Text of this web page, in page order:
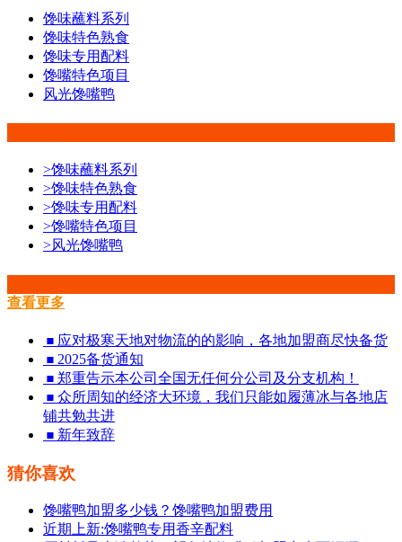
馋味蘸料系列
馋味特色熟食
馋味专用配料
馋嘴特色项目
风光馋嘴鸭
>馋味蘸料系列
>馋味特色熟食
>馋味专用配料
>馋嘴特色项目
>风光馋嘴鸭
查看更多
应对极寒天地对物流的的影响，各地加盟商尽快备货
2025备货通知
郑重告示本公司全国无任何分公司及分支机构！
众所周知的经济大环境，我们只能如履薄冰与各地店
铺共勉共进
新年致辞
猜你喜欢
馋嘴鸭加盟多少钱？馋嘴鸭加盟费用
近期上新:馋嘴鸭专用香辛配料